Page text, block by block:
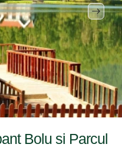
Bolu si Parcul